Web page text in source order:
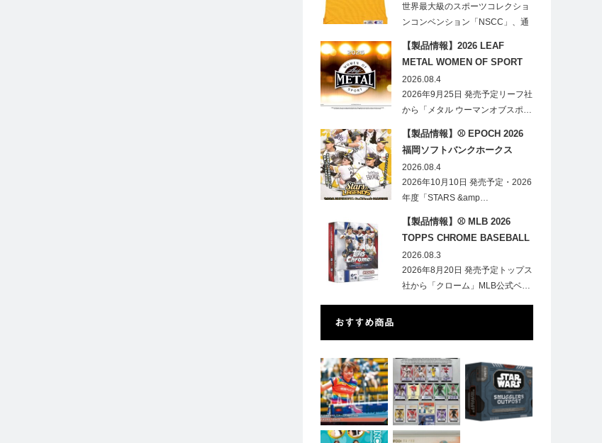
ンスポンサーに！
世界最大級のスポーツコレクショ
ンコンベンション「NSCC」、通
【製品情報】2026 LEAF
METAL WOMEN OF SPORT
HOBBY
2026.08.4
2026年9月25日 発売予定リーフ社
から「メタル ウーマンオブスポ…
【製品情報】⚾ EPOCH 2026
福岡ソフトバンクホークス
STARS&LEGENDS ベースボー
ルカード
2026.08.4
2026年10月10日 発売予定・2026
年度「STARS &amp…
【製品情報】⚾ MLB 2026
TOPPS CHROME BASEBALL
LOGOFRACTOR
2026.08.3
2026年8月20日 発売予定トップス
社から「クローム」MLB公式ベ…
おすすめ商品